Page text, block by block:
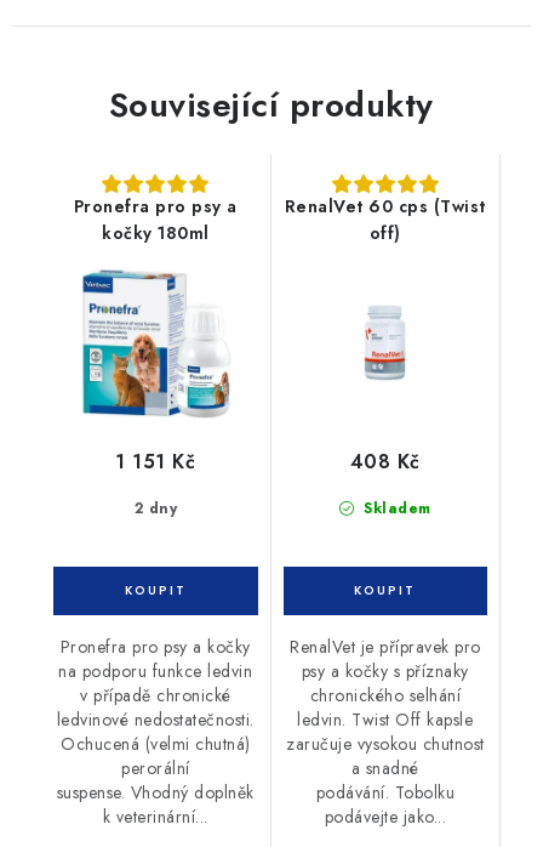
Související produkty
Pronefra pro psy a
kočky 180ml
2 dny
1 151 Kč
Pronefra pro psy a kočky
na podporu funkce ledvin
v případě chronické
ledvinové nedostatečnosti.
Ochucená (velmi chutná)
perorální
suspense. Vhodný doplněk
k veterinární...
RenalVet 60 cps (Twist
off)
Skladem
408 Kč
RenalVet je přípravek pro
psy a kočky s příznaky
chronického selhání
ledvin. Twist Off kapsle
zaručuje vysokou chutnost
a snadné
podávání. Tobolku
podávejte jako...